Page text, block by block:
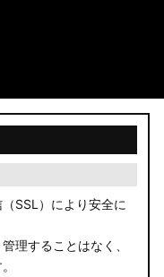
SSL）により安全に
理することはなく、